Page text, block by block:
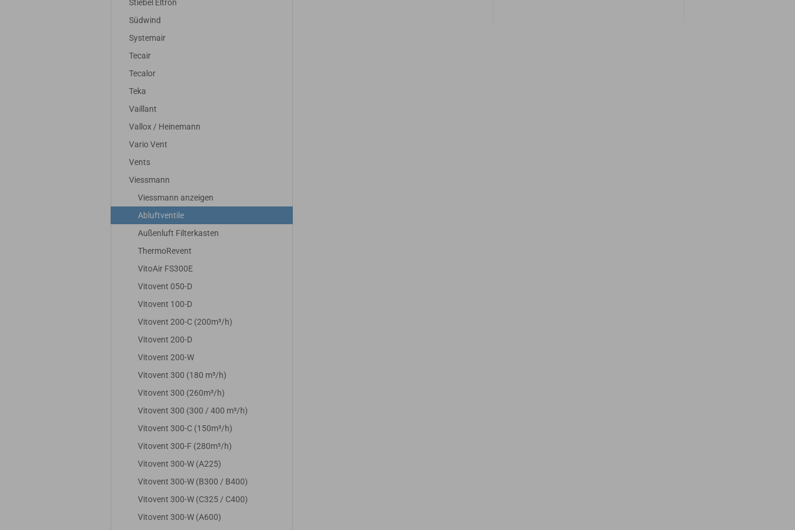
Stiebel Eltron
Südwind
Systemair
Tecair
Tecalor
Teka
Vaillant
Vallox / Heinemann
Vario Vent
Vents
Viessmann
Viessmann anzeigen
Abluftventile
Außenluft Filterkasten
ThermoRevent
VitoAir FS300E
Vitovent 050-D
Vitovent 100-D
Vitovent 200-C (200m³/h)
Vitovent 200-D
Vitovent 200-W
Vitovent 300 (180 m³/h)
Vitovent 300 (260m³/h)
Vitovent 300 (300 / 400 m³/h)
Vitovent 300-C (150m³/h)
Vitovent 300-F (280m³/h)
Vitovent 300-W (A225)
Vitovent 300-W (B300 / B400)
Vitovent 300-W (C325 / C400)
Vitovent 300-W (A600)